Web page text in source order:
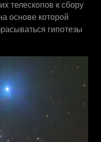
телескопов к сбору
основе которой
гипотезы